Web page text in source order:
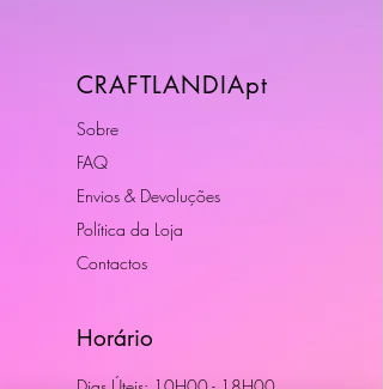
CRAFTLANDIApt
Sobre
FAQ
Envios & Devoluções
Política da Loja
Contactos
Horário